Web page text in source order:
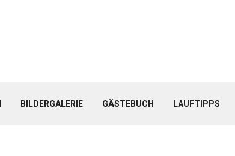
BILDERGALERIE GÄSTEBUCH LAUFTIPPS